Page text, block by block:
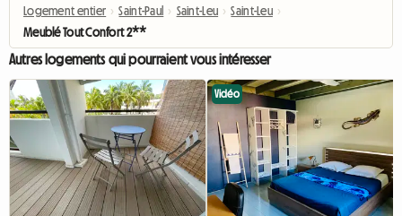
Logement entier › Saint-Paul › Saint-Leu › Saint-Leu ›
Meublé Tout Confort 2**
Autres logements qui pourraient vous intéresser
Vidéo